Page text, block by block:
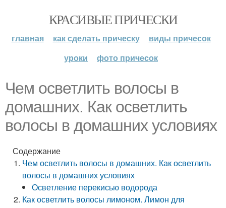
КРАСИВЫЕ ПРИЧЕСКИ
главная как сделать прическу
виды причесок
уроки
фото причесок
Чем осветлить волосы в
домашних. Как осветлить
волосы в домашних условиях
Содержание
Чем осветлить волосы в домашних. Как осветлить
волосы в домашних условиях
Осветление перекисью водорода
Как осветлить волосы лимоном. Лимон для